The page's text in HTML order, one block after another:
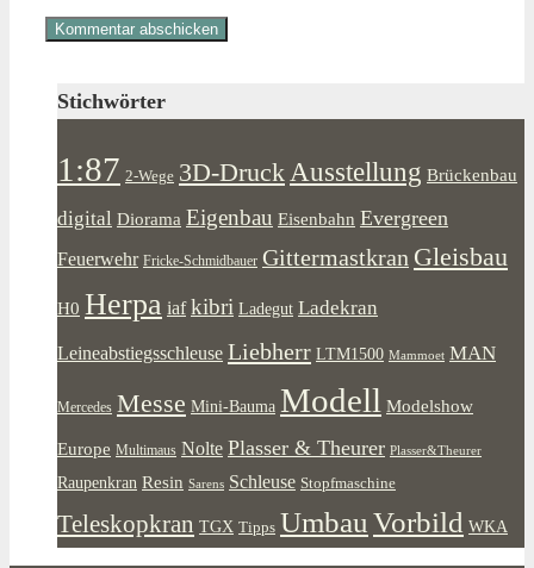
Stichwörter
1:87 2-Wege 3D-Druck Ausstellung Brückenbau
digital Diorama Eigenbau Eisenbahn Evergreen
Feuerwehr Fricke-Schmidbauer Gittermastkran Gleisbau
H0 Herpa iaf kibri Ladegut Ladekran
Leineabstiegsschleuse Liebherr LTM1500 Mammoet MAN
Mercedes Messe Mini-Bauma Modell Modelshow
Europe Multimaus Nolte Plasser & Theurer Plasser&Theurer
Raupenkran Resin Sarens Schleuse Stopfmaschine
Teleskopkran TGX Tipps Umbau Vorbild WKA